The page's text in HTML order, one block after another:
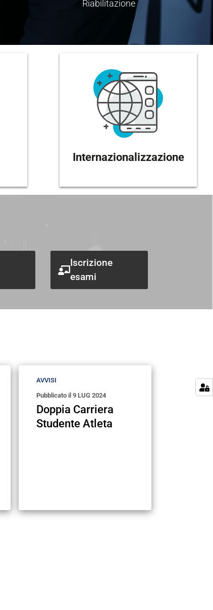
Riabilitazione
Internazionalizzazione
Iscrizione
esami
AVVISI
Pubblicato il 9 LUG 2024
Doppia Carriera
Studente Atleta